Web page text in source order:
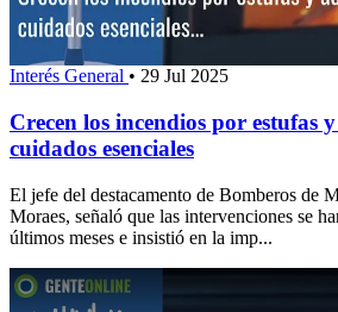
Interés General • 29 Jul 2025
Crecen los incendios por estufas
cuidados esenciales
El jefe del destacamento de Bomberos de
Moraes, señaló que las intervenciones se
últimos meses e insistió en la imp...